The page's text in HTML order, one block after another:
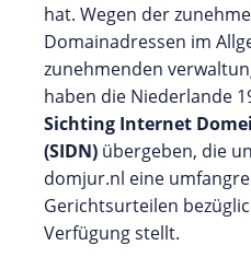
hat. Wegen der
Domainadressen im
zunehmenden
haben die Niederlande
Sichting Internet
(SIDN) übergeben, die
domjur.nl eine
Gerichtsurteilen
Verfügung stellt.